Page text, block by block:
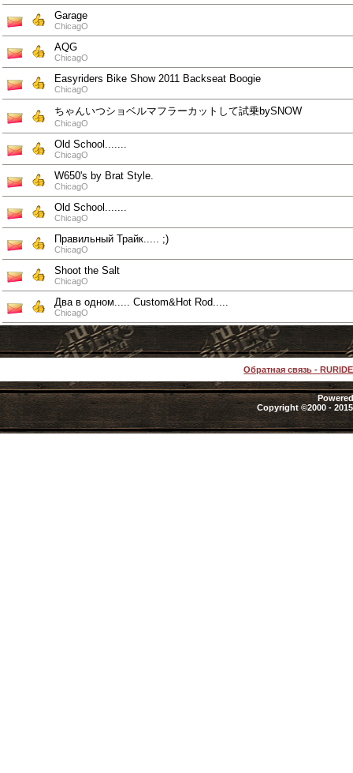
Garage
ChicagO
AQG
ChicagO
Easyriders Bike Show 2011 Backseat Boogie
ChicagO
ちゃんいつショベルマフラーカットして試乗bySNOW
ChicagO
Old School.......
ChicagO
W650's by Brat Style.
ChicagO
Old School.......
ChicagO
Правильный Трайк..... ;)
ChicagO
Shoot the Salt
ChicagO
Два в одном..... Custom&Hot Rod.....
ChicagO
Обратная связь -
Copyright ©2000 -